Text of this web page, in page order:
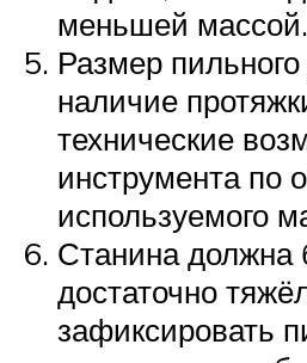
меньшей массой.
Размер
наличие
технические
инструмента по
используемого
Станина должна
достаточно
зафиксировать